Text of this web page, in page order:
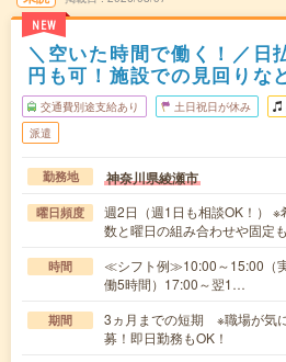
NEW
＼空いた時間で働く！／日
円も可！施設での見回りな
交通費別途支給あり 土日祝日が休み
派遣
勤務地 神奈川県綾瀬市
曜日頻度
週2日（週1日も相談OK！）
数と曜日の組み合わせや固定も
時間
≪シフト例≫10:00～15:00（
働5時間）17:00～翌1…
期間
3ヵ月までの短期 ※職場が
募！即日勤務もOK！